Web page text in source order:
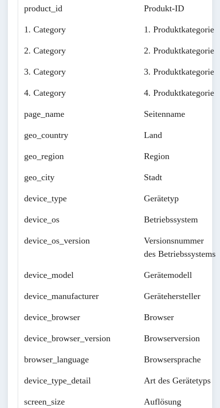
product_id Produkt-ID
1. Category 1. Produktkategorie
2. Category 2. Produktkategorie
3. Category 3. Produktkategorie
4. Category 4. Produktkategorie
page_name Seitenname
geo_country Land
geo_region Region
geo_city Stadt
device_type Gerätetyp
device_os Betriebssystem
device_os_version
Versionsnummer
des Betriebssystems
device_model Gerätemodell
device_manufacturer Gerätehersteller
device_browser Browser
device_browser_version Browserversion
browser_language Browsersprache
device_type_detail Art des Gerätetyps
screen_size Auflösung